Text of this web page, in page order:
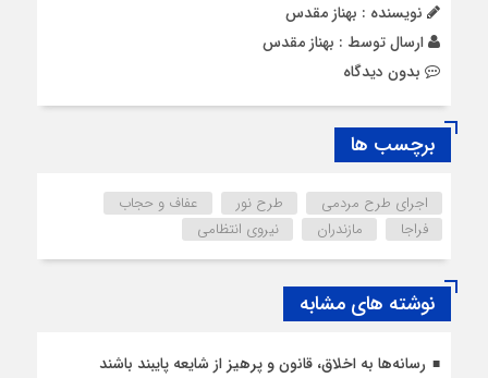
نویسنده : بهناز مقدس
ارسال توسط : بهناز مقدس
بدون دیدگاه
برچسب ها
اجرای طرح مردمی طرح نور
عفاف و حجاب
فراجا
مازندران نیروی انتظامی
نوشته های مشابه
رسانه‌ها به اخلاق، قانون و پرهیز از شایعه پایبند باشند